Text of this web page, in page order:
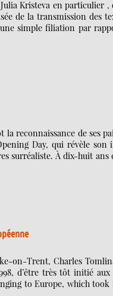
Kristeva en
de la transmission des
simple filiation par
la reconnaissance de ses
Day, qui révèle
surréaliste. À dix-huit ans
on-Trent, Charles
d’être très tôt initié
to Europe, which